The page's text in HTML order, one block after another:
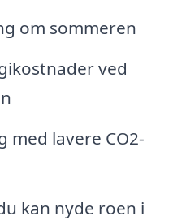
om sommeren
ved
med lavere CO2-
kan nyde roen i